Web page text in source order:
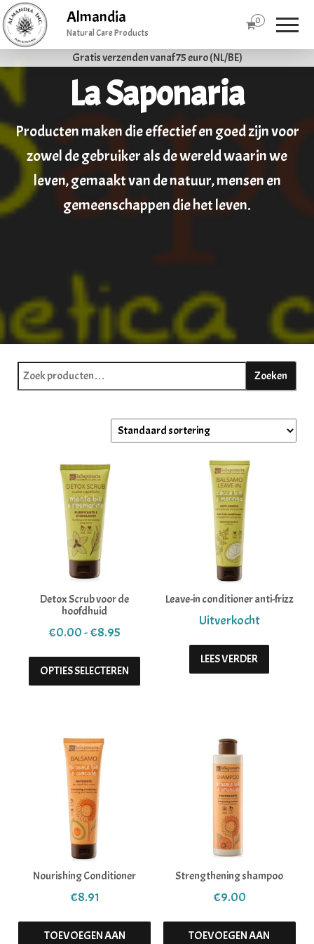
Gratis verzenden vanaf 75 euro (NL/BE)
Almandia
Natural Care Products
0
La Saponaria
Producten maken die effectief en goed zijn voor
zowel de gebruiker als de wereld waarin we
leven, gemaakt van de natuur, mensen en
gemeenschappen die het leven.
Zoeken naar: Zoeken
Detox Scrub voor de
hoofdhuid
€0.00-€8.95
OPTIES SELECTEREN
Dit product heeft meerdere variaties.
Leave-in conditioner anti-frizz
LEES VERDER
Nourishing Conditioner
€8.91
TOEVOEGEN AAN
Strengthening shampoo
€9.00
TOEVOEGEN AAN